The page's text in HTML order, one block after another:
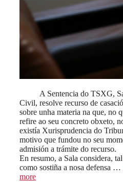
A Sentencia do TSXG,
Civil, resolve recurso de
sobre unha materia na que, no
refire ao seu concreto obxeto,
existía Xurisprudencia do
motivo que fundou no seu
admisión a trámite do
En resumo, a Sala considera,
como sostiña a nosa defensa …
more